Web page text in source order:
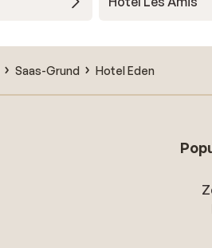
Saas-Grund Hotel Eden